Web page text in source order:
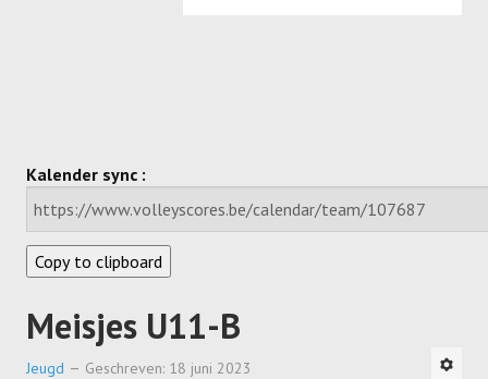
Kalender sync :
Copy to clipboard
Meisjes U11-B
Jeugd Geschreven: 18 juni 2023